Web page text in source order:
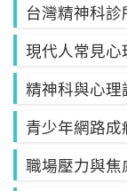
台灣精神科診
現代人常見
精神科與心
青少年網路
職場壓力與